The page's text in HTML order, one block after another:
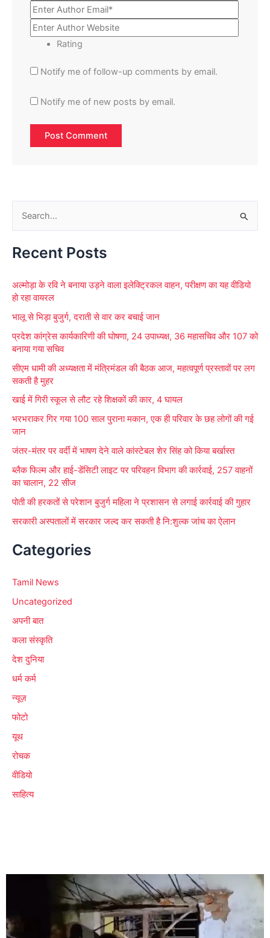
Rating
Notify me of follow-up comments by email.
Notify me of new posts by email.
a
c
o
:
Recent Posts
अल्मोड़ा के रवि ने बनाया उड़ने वाला इलेक्ट्रिकल वाहन, परीक्षण का यह वीडियो
हो रहा वायरल
भालू से भिड़ा बुजुर्ग, दराती से वार कर बचाई जान
प्रदेश कांग्रेस कार्यकारिणी की घोषणा, 24 उपाध्यक्ष, 36 महासचिव और 107 को
बनाया गया सचिव
सीएम धामी की अध्यक्षता में मंत्रिमंडल की बैठक आज, महत्वपूर्ण प्रस्तावों पर लग
सकती है मुहर
खाई में गिरी स्कूल से लौट रहे शिक्षकों की कार, 4 घायल
भरभराकर गिर गया 100 साल पुराना मकान, एक ही परिवार के छह लोगों की गई
जान
जंतर-मंतर पर वर्दी में भाषण देने वाले कांस्टेबल शेर सिंह को किया बर्खास्त
ब्लैक फिल्म और हाई-डेंसिटी लाइट पर परिवहन विभाग की कार्रवाई, 257 वाहनों
का चालान, 22 सीज
पोती की हरकतों से परेशान बुजुर्ग महिला ने प्रशासन से लगाई कार्रवाई की गुहार
सरकारी अस्पतालों में सरकार जल्द कर सकती है नि:शुल्क जांच का ऐलान
Categories
Tamil News
Uncategorized
अपनी बात
कला संस्कृति
देश दुनिया
धर्म कर्म
न्यूज़
फोटो
यूथ
रोचक
वीडियो
साहित्य